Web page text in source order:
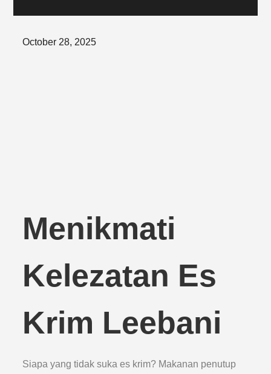
Posted
October 28, 2025
Menikmati
Kelezatan Es
Krim Leebani
Siapa yang tidak suka es krim? Makanan penutup